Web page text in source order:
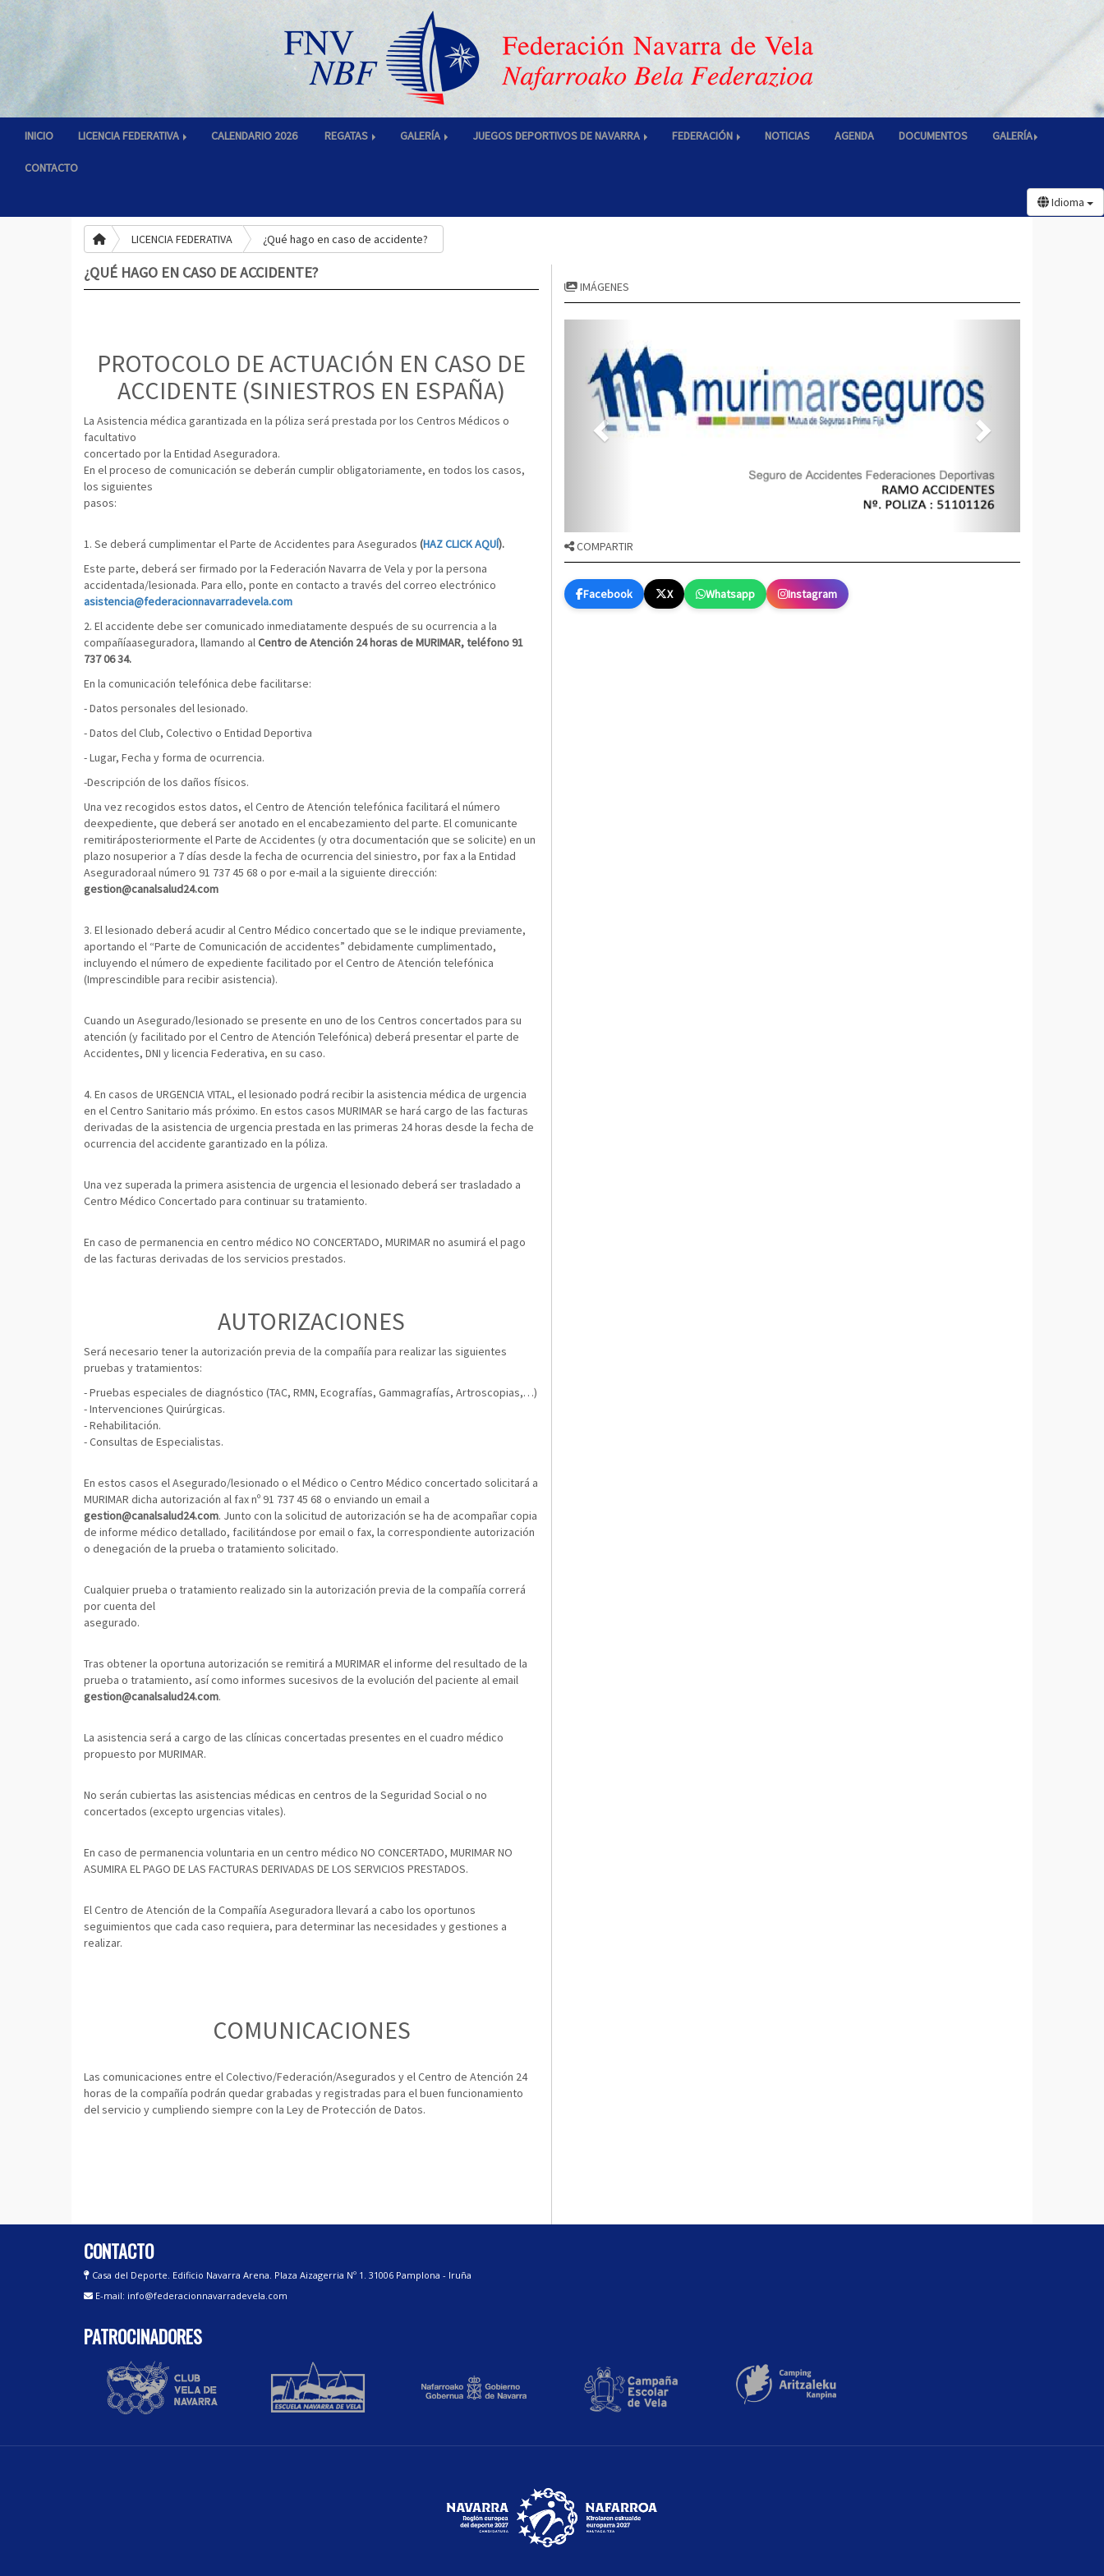
INICIO LICENCIA FEDERATIVA CALENDARIO 2026 REGATAS GALERÍA JUEGOS DEPORTIVOS DE NAVARRA FEDERACIÓN NOTICIAS AGENDA DOCUMENTOS GALERÍA
CONTACTO
Idioma
LICENCIA FEDERATIVA ¿Qué hago en caso de accidente?
¿QUÉ HAGO EN CASO DE ACCIDENTE?
PROTOCOLO DE ACTUACIÓN EN CASO DE
ACCIDENTE (SINIESTROS EN ESPAÑA)
La Asistencia médica garantizada en la póliza será prestada por los Centros Médicos o
facultativo
concertado por la Entidad Aseguradora.
En el proceso de comunicación se deberán cumplir obligatoriamente, en todos los casos,
los siguientes
pasos:
1. Se deberá cumplimentar el Parte de Accidentes para Asegurados (HAZ CLICK AQUÍ).
Este parte, deberá ser firmado por la Federación Navarra de Vela y por la persona
accidentada/lesionada. Para ello, ponte en contacto a través del correo electrónico
asistencia@federacionnavarradevela.com
2. El accidente debe ser comunicado inmediatamente después de su ocurrencia a la
compañíaaseguradora, llamando alCentro de Atención 24 horas de MURIMAR, teléfono 91
737 06 34.
En la comunicación telefónica debe facilitarse:
- Datos personales del lesionado.
- Datos del Club, Colectivo o Entidad Deportiva
- Lugar, Fecha y forma de ocurrencia.
-Descripción de los daños físicos.
Una vez recogidos estos datos, el Centro de Atención telefónica facilitará el número
deexpediente, que deberá ser anotado en el encabezamiento del parte. El comunicante
remitiráposteriormente el Parte de Accidentes (y otra documentación que se solicite) en un
plazo nosuperior a 7 días desde la fecha de ocurrencia del siniestro, por fax a la Entidad
Aseguradoraal número 91 737 45 68 o por e-mail a la siguiente dirección:
gestion@canalsalud24.com
3. El lesionado deberá acudir al Centro Médico concertado que se le indique previamente,
aportando el “Parte de Comunicación de accidentes” debidamente cumplimentado,
incluyendo el número de expediente facilitado por el Centro de Atención telefónica
(Imprescindible para recibir asistencia).
Cuando un Asegurado/lesionado se presente en uno de los Centros concertados para su
atención (y facilitado por el Centro de Atención Telefónica) deberá presentar el parte de
Accidentes, DNI y licencia Federativa, en su caso.
4. En casos de URGENCIA VITAL, el lesionado podrá recibir la asistencia médica de urgencia
en el Centro Sanitario más próximo. En estos casos MURIMAR se hará cargo de las facturas
derivadas de la asistencia de urgencia prestada en las primeras 24 horas desde la fecha de
ocurrencia del accidente garantizado en la póliza.
Una vez superada la primera asistencia de urgencia el lesionado deberá ser trasladado a
Centro Médico Concertado para continuar su tratamiento.
En caso de permanencia en centro médico NO CONCERTADO, MURIMAR no asumirá el pago
de las facturas derivadas de los servicios prestados.
AUTORIZACIONES
Será necesario tener la autorización previa de la compañía para realizar las siguientes
pruebas y tratamientos:
- Pruebas especiales de diagnóstico (TAC, RMN, Ecografías, Gammagrafías, Artroscopias,…)
- Intervenciones Quirúrgicas.
- Rehabilitación.
- Consultas de Especialistas.
En estos casos el Asegurado/lesionado o el Médico o Centro Médico concertado solicitará a
MURIMAR dicha autorización al fax nº 91 737 45 68 o enviando un email a
gestion@canalsalud24.com. Junto con la solicitud de autorización se ha de acompañar copia
de informe médico detallado, facilitándose por email o fax, la correspondiente autorización
o denegación de la prueba o tratamiento solicitado.
Cualquier prueba o tratamiento realizado sin la autorización previa de la compañía correrá
por cuenta del
asegurado.
Tras obtener la oportuna autorización se remitirá a MURIMAR el informe del resultado de la
prueba o tratamiento, así como informes sucesivos de la evolución del paciente al email
gestion@canalsalud24.com.
La asistencia será a cargo de las clínicas concertadas presentes en el cuadro médico
propuesto por MURIMAR.
No serán cubiertas las asistencias médicas en centros de la Seguridad Social o no
concertados (excepto urgencias vitales).
En caso de permanencia voluntaria en un centro médico NO CONCERTADO, MURIMAR NO
ASUMIRA EL PAGO DE LAS FACTURAS DERIVADAS DE LOS SERVICIOS PRESTADOS.
El Centro de Atención de la Compañía Aseguradora llevará a cabo los oportunos
seguimientos que cada caso requiera, para determinar las necesidades y gestiones a
realizar.
COMUNICACIONES
Las comunicaciones entre el Colectivo/Federación/Asegurados y el Centro de Atención 24
horas de la compañía podrán quedar grabadas y registradas para el buen funcionamiento
del servicio y cumpliendo siempre con la Ley de Protección de Datos.
IMÁGENES
COMPARTIR
Facebook X Whatsapp Instagram
CONTACTO
Casa del Deporte. Edificio Navarra Arena. Plaza Aizagerria Nº 1. 31006 Pamplona - Iruña
E-mail: info@federacionnavarradevela.com
PATROCINADORES